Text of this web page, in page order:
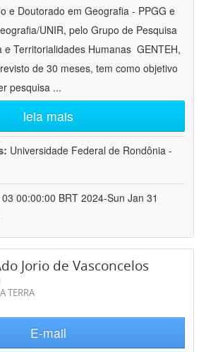
e Doutorado em Geografia - PPGG e
UNIR, pelo Grupo de Pesquisa
Territorialidades Humanas  GENTEH,
de 30 meses, tem como objetivo
pesquisa ...
leia mais
Universidade Federal de Rondônia -
00:00:00 BRT 2024-Sun Jan 31
Jorio de Vasconcelos
TERRA
E-mail